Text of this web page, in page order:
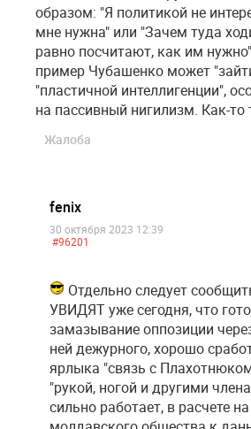
образом: "Я политикой не
мне нужна" или "Зачем туда
равно посчитают, как им
пример Чубашенко может
"пластичной интеллигенции",
на пассивный нигилизм. Как-то
Жалоба
fenix
30 октября 2023 12:39
#96201
Отдельно следует
УВИДЯТ уже сегодня, что
замазывание оппозиции
ней дежурного, хорошо
ярлыка "связь с
"рукой, ногой и другими
сильно работает, в расчете